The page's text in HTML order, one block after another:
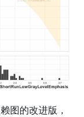
图的改进版，